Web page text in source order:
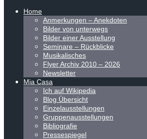
Home
Anmerkungen – Anekdoten
Bilder von unterwegs
Bilder einer Ausstellung
Seminare – Rückblicke
Musikalisches
Flyer Archiv 2010 – 2026
Newsletter
Mia Casa
Ich auf Wikipedia
Blog Übersicht
Einzelausstellungen
Gruppenausstellungen
Bibliografie
Pressespiegel